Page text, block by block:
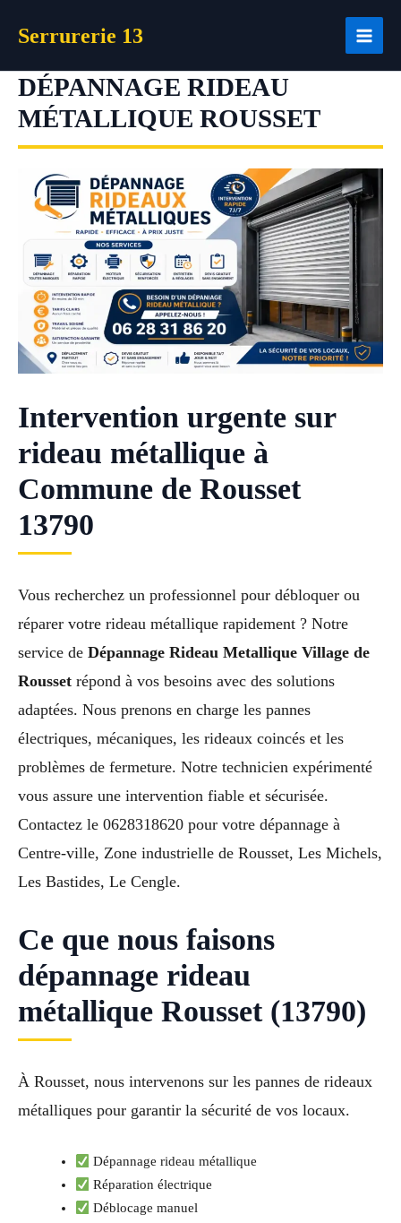
Serrurerie 13
DÉPANNAGE RIDEAU
MÉTALLIQUE ROUSSET
Intervention urgente sur
rideau métallique à
Commune de Rousset
13790
Vous recherchez un professionnel pour débloquer ou
réparer votre rideau métallique rapidement ? Notre
service de Dépannage Rideau Metallique Village de
Rousset répond à vos besoins avec des solutions
adaptées. Nous prenons en charge les pannes
électriques, mécaniques, les rideaux coincés et les
problèmes de fermeture. Notre technicien expérimenté
vous assure une intervention fiable et sécurisée.
Contactez le 0628318620 pour votre dépannage à
Centre-ville, Zone industrielle de Rousset, Les Michels,
Les Bastides, Le Cengle.
Ce que nous faisons
dépannage rideau
métallique Rousset (13790)
À Rousset, nous intervenons sur les pannes de rideaux
métalliques pour garantir la sécurité de vos locaux.
Dépannage rideau métallique
Réparation électrique
Déblocage manuel